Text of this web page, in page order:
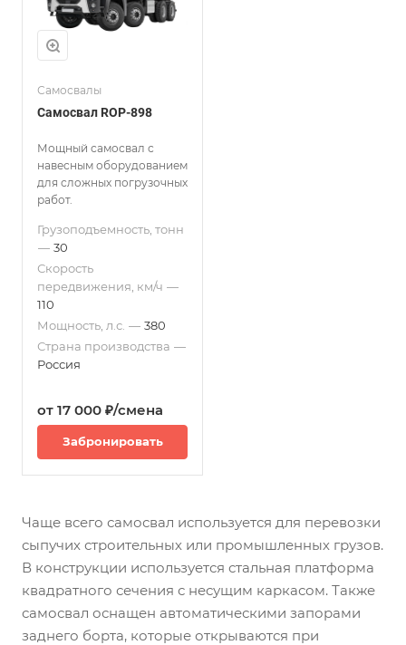
Самосвалы
Самосвал ROP-898
Мощный самосвал с
навесным оборудованием
для сложных погрузочных
работ.
Грузоподъемность, тонн
— 30
Скорость
передвижения, км/ч —
110
Мощность, л.с. — 380
Страна производства —
Россия
от 17 000 ₽/смена
Забронировать
Чаще всего самосвал используется для перевозки
сыпучих строительных или промышленных грузов.
В конструкции используется стальная платформа
квадратного сечения с несущим каркасом. Также
самосвал оснащен автоматическими запорами
заднего борта, которые открываются при